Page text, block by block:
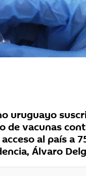
uruguayo
de vacunas
al país a
Álvaro